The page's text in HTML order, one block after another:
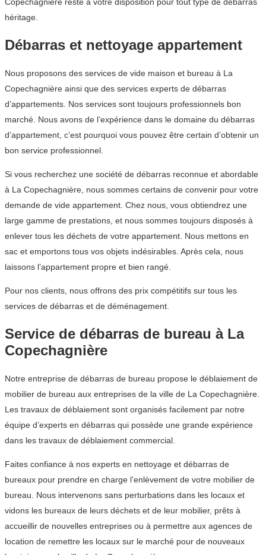
héritage.
Débarras et nettoyage appartement
Nous proposons des services de vide maison et bureau à La
Copechagnière ainsi que des services experts de débarras
d’appartements. Nos services sont toujours professionnels bon
marché. Nous avons de l’expérience dans le domaine du débarras
d’appartement, c’est pourquoi vous pouvez être certain d’obtenir un
bon service professionnel.
Si vous recherchez une société de débarras reconnue et abordable
à La Copechagnière, nous sommes certains de convenir pour votre
demande de vide appartement. Chez nous, vous obtiendrez une
large gamme de prestations, et nous sommes toujours disposés à
enlever tous les déchets de votre appartement. Nous mettons en
sac et emportons tous vos objets indésirables. Après cela, nous
laissons l’appartement propre et bien rangé.
Pour nos clients, nous offrons des prix compétitifs sur tous les
services de débarras et de déménagement.
Service de débarras de bureau à La
Copechagnière
Notre entreprise de débarras de bureau propose le déblaiement de
mobilier de bureau aux entreprises de la ville de La Copechagnière.
Les travaux de déblaiement sont organisés facilement par notre
équipe d’experts en débarras qui possède une grande expérience
dans les travaux de déblaiement commercial.
Faites confiance à nos experts en nettoyage et débarras de
bureaux pour prendre en charge l’enlèvement de votre mobilier de
bureau. Nous intervenons sans perturbations dans les locaux et
vidons les bureaux de leurs déchets et de leur mobilier, prêts à
accueillir de nouvelles entreprises ou à permettre aux agences de
location de remettre les locaux sur le marché pour de nouveaux